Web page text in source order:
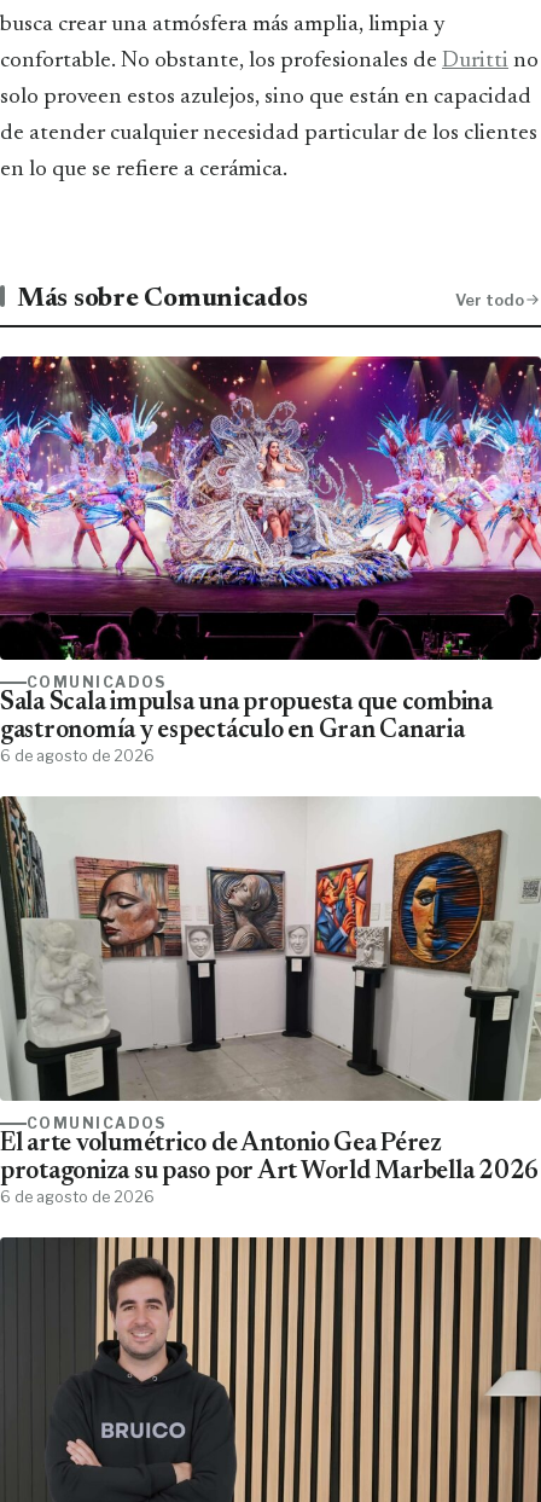
busca crear una atmósfera más amplia, limpia y
confortable. No obstante, los profesionales de Duritti no
solo proveen estos azulejos, sino que están en capacidad
de atender cualquier necesidad particular de los clientes
en lo que se refiere a cerámica.
Más sobre Comunicados Ver todo
COMUNICADOS
Sala Scala impulsa una propuesta que combina
gastronomía y espectáculo en Gran Canaria
6 de agosto de 2026
COMUNICADOS
El arte volumétrico de Antonio Gea Pérez
protagoniza su paso por Art World Marbella 2026
6 de agosto de 2026